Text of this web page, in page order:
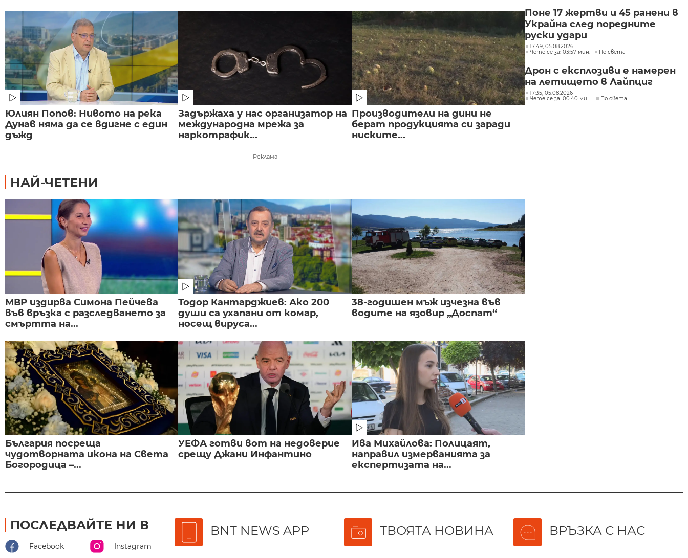
Юлиян Попов: Нивото на река
Дунав няма да се вдигне с един
дъжд
Задържаха у нас организатор на
международна мрежа за
наркотрафик...
Производители на дини не
берат продукцията си заради
ниските...
Реклама
НАЙ-ЧЕТЕНИ
МВР издирва Симона Пейчева
във връзка с разследването за
смъртта на...
Тодор Кантарджиев: Ако 200
души са ухапани от комар,
носещ вируса...
38-годишен мъж изчезна във
водите на язовир „Доспат“
България посреща
чудотворната икона на Света
Богородица –...
УЕФА готви вот на недоверие
срещу Джани Инфантино
Ива Михайлова: Полицаят,
направил измерванията за
експертизата на...
Поне 17 жертви и 45 ранени в
Украйна след поредните
руски удари
17:49, 05.08.2026
Чете се за: 03:57 мин.
По света
Дрон с експлозиви е намерен
на летището в Лайпциг
17:35, 05.08.2026
Чете се за: 00:40 мин.
По света
ПОСЛЕДВАЙТЕ НИ В
Facebook Instagram
BNT NEWS APP ТВОЯТА НОВИНА ВРЪЗКА С НАС